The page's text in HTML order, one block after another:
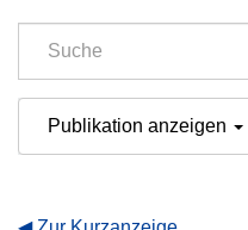
Publikation anzeigen